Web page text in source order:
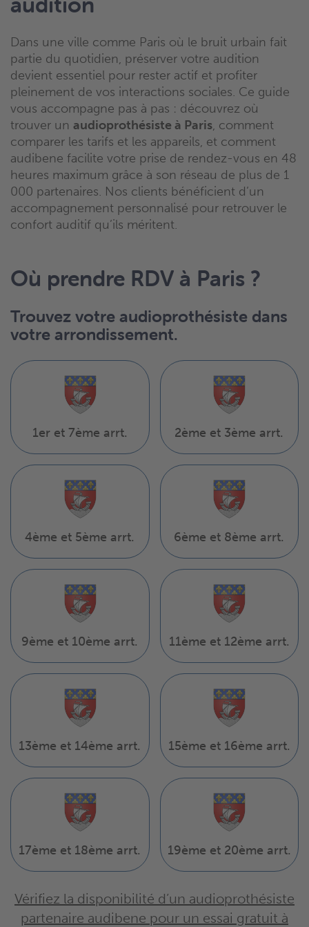
Dans une ville comme Paris où le bruit urbain fait
partie du quotidien, préserver votre audition
devient essentiel pour rester actif et profiter
pleinement de vos interactions sociales. Ce guide
vous accompagne pas à pas : découvrez où
trouver un audioprothésiste à Paris, comment
comparer les tarifs et les appareils, et comment
audibene facilite votre prise de rendez-vous en 48
heures maximum grâce à son réseau de plus de 1
000 partenaires. Nos clients bénéficient d’un
accompagnement personnalisé pour retrouver le
confort auditif qu’ils méritent.
Où prendre RDV à Paris ?
Trouvez votre audioprothésiste dans
votre arrondissement.
1er et 7ème arrt. 2ème et 3ème arrt.
4ème et 5ème arrt. 6ème et 8ème arrt.
9ème et 10ème arrt. 11ème et 12ème arrt.
13ème et 14ème arrt. 15ème et 16ème arrt.
17ème et 18ème arrt. 19ème et 20ème arrt.
Vérifiez la disponibilité d’un audioprothésiste
partenaire audibene pour un essai gratuit à